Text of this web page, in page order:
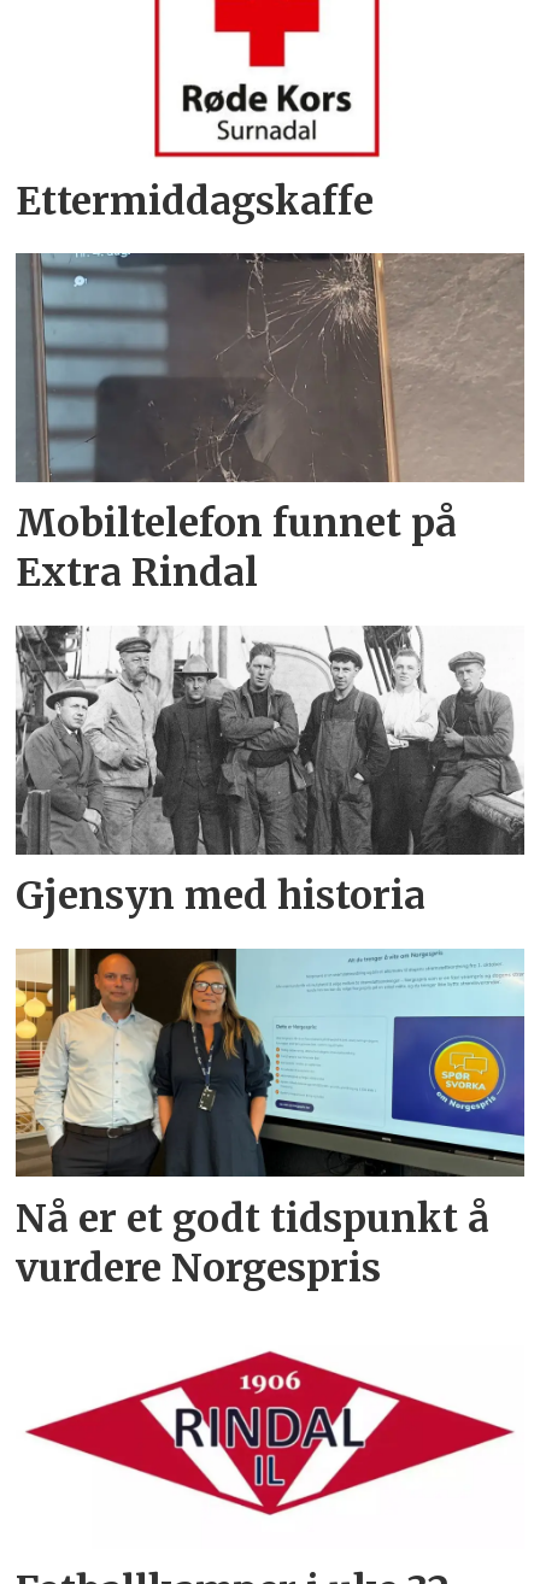
Ettermiddagskaffe
Mobiltelefon funnet på
Extra Rindal
Gjensyn med historia
Nå er et godt tidspunkt å
vurdere Norgespris